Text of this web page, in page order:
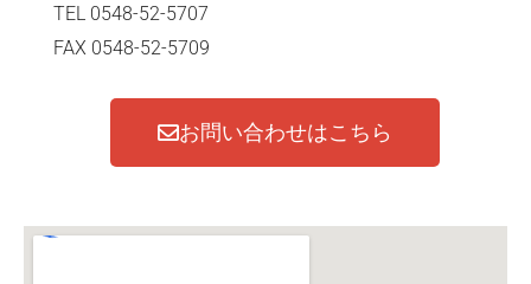
TEL 0548-52-5707
FAX 0548-52-5709
お問い合わせはこちら